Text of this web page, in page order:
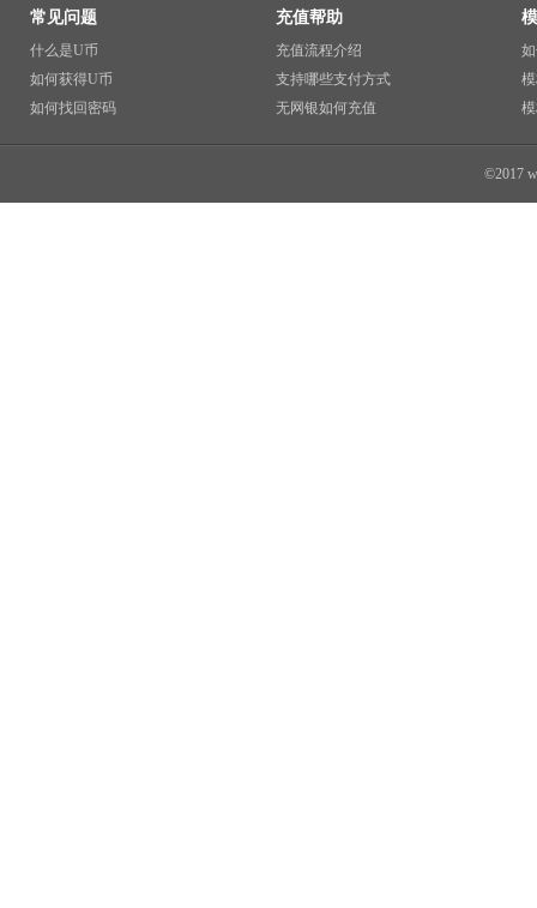
常见问题
什么是U币
如何获得U币
如何找回密码
充值帮助
充值流程介绍
支持哪些支付方式
无网银如何充值
©2017